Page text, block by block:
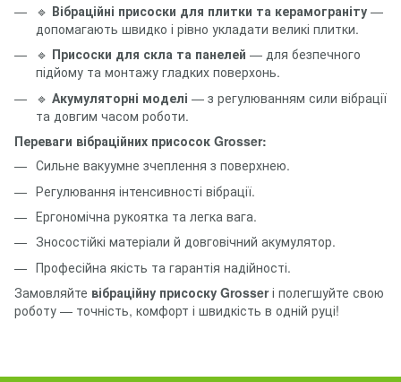
🔹 Вібраційні присоски для плитки та керамограніту —
допомагають швидко і рівно укладати великі плитки.
🔹 Присоски для скла та панелей — для безпечного
підйому та монтажу гладких поверхонь.
🔹 Акумуляторні моделі — з регулюванням сили вібрації
та довгим часом роботи.
Переваги вібраційних присосок Grosser:
Сильне вакуумне зчеплення з поверхнею.
Регулювання інтенсивності вібрації.
Ергономічна рукоятка та легка вага.
Зносостійкі матеріали й довговічний акумулятор.
Професійна якість та гарантія надійності.
Замовляйте вібраційну присоску Grosserі полегшуйте свою
роботу — точність, комфорт і швидкість в одній руці!